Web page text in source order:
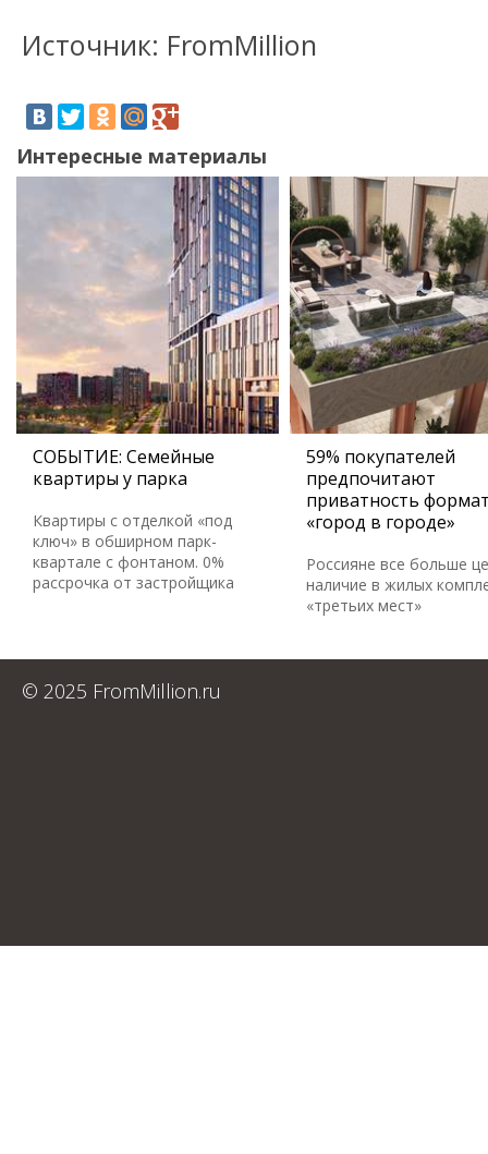
Источник: FromMillion
Интересные материалы
СОБЫТИЕ: Семейные
квартиры у парка
Квартиры с отделкой «под
ключ» в обширном парк-
квартале с фонтаном. 0%
рассрочка от застройщика
59% покупателей
предпочитают
приватность
«город в городе»
Россияне все больше
наличие в жилых
«третьих мест»
© 2025 FromMillion.ru